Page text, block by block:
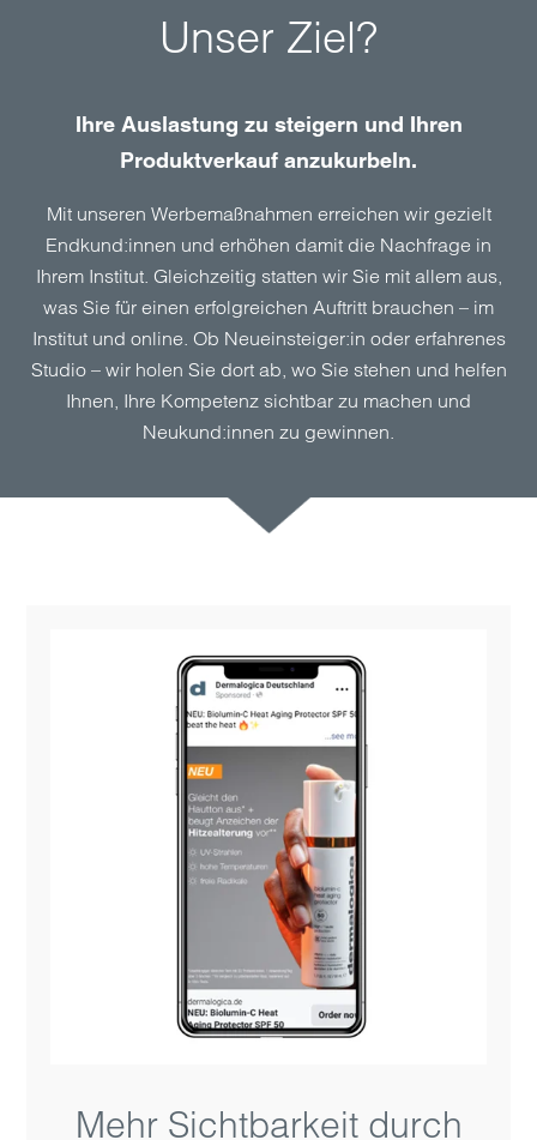
Unser Ziel?
Ihre Auslastung zu steigern und Ihren
Produktverkauf anzukurbeln.
Mit unseren Werbemaßnahmen erreichen wir gezielt
Endkund:innen und erhöhen damit die Nachfrage in
Ihrem Institut. Gleichzeitig statten wir Sie mit allem aus,
was Sie für einen erfolgreichen Auftritt brauchen – im
Institut und online. Ob Neueinsteiger:in oder erfahrenes
Studio – wir holen Sie dort ab, wo Sie stehen und helfen
Ihnen, Ihre Kompetenz sichtbar zu machen und
Neukund:innen zu gewinnen.
Mehr Sichtbarkeit durch